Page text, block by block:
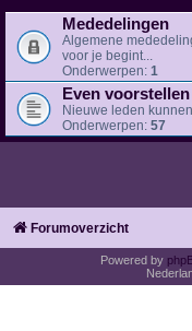
Mededelingen
Algemene
voor je begint...
Onderwerpen: 1
Even voorstellen
Nieuwe leden
Onderwerpen: 57
Forumoverzicht
Powered by